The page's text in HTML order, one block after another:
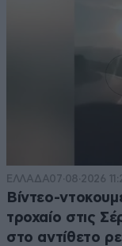
ΕΛΛΑΔΑ07·08·2026
Βίντεο-
τροχαίο στις
στο αντίθετο